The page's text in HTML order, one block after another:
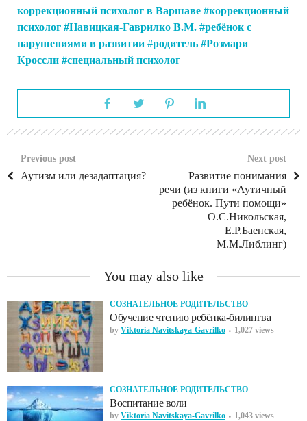
коррекционный психолог в Варшаве
коррекционный
психолог
Навицкая-Гаврилко В.М.
ребёнок с
нарушениями в развитии
родитель
Розмари
Кроссли
специальный психолог
Previous post
Аутизм или дезадаптация?
Next post
Развитие понимания
речи (из книги «Аутичный
ребёнок. Пути помощи»
О.С.Никольская,
Е.Р.Баенская,
М.М.Либлинг)
You may also like
СОЗНАТЕЛЬНОЕ РОДИТЕЛЬСТВО
Обучение чтению ребёнка-билингва
by Viktoria Navitskaya-Gavrilko 1,027 views
СОЗНАТЕЛЬНОЕ РОДИТЕЛЬСТВО
Воспитание воли
by Viktoria Navitskaya-Gavrilko 1,043 views